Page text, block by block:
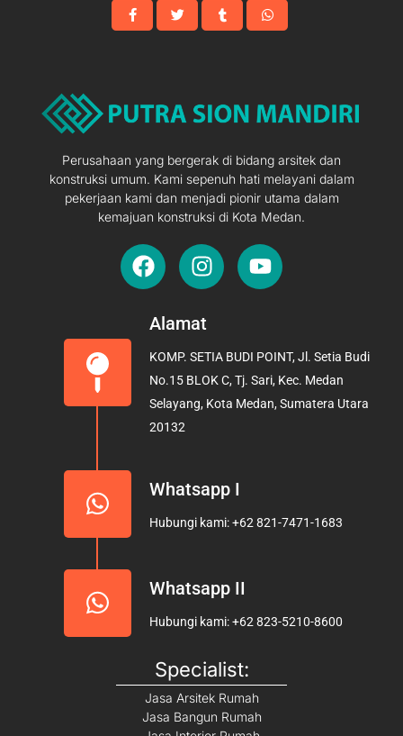
Perusahaan yang bergerak di bidang arsitek dan
konstruksi umum. Kami sepenuh hati melayani dalam
pekerjaan kami dan menjadi pionir utama dalam
kemajuan konstruksi di Kota Medan.
F
a
e
o
o
k
I
n
t
g
r
a
Y
o
b
e
Alamat
KOMP. SETIA BUDI POINT, Jl. Setia Budi
No.15 BLOK C, Tj. Sari, Kec. Medan
Selayang, Kota Medan, Sumatera Utara
20132
Whatsapp I
Hubungi kami: +62 821-7471-1683
Whatsapp II
Hubungi kami: +62 823-5210-8600
Specialist:
Jasa Arsitek Rumah
Jasa Bangun Rumah